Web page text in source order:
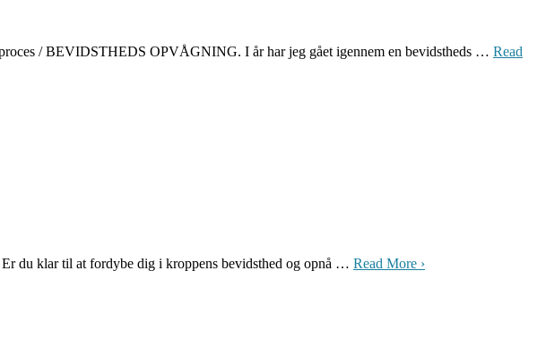
/ BEVIDSTHEDS OPVÅGNING. I år har jeg gået igennem en bevidstheds … Read
du klar til at fordybe dig i kroppens bevidsthed og opnå … Read More ›